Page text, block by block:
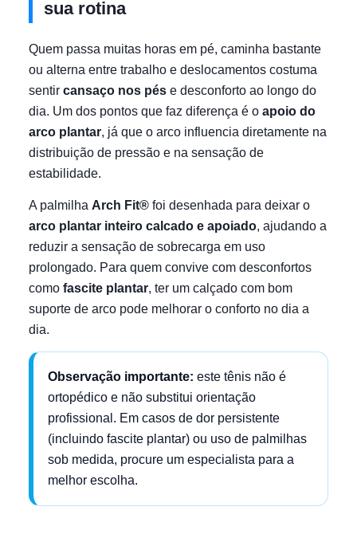
sua rotina
Quem passa muitas horas em pé, caminha bastante
ou alterna entre trabalho e deslocamentos costuma
sentir cansaço nos pés e desconforto ao longo do
dia. Um dos pontos que faz diferença é o apoio do
arco plantar, já que o arco influencia diretamente na
distribuição de pressão e na sensação de
estabilidade.
A palmilha Arch Fit® foi desenhada para deixar o
arco plantar inteiro calcado e apoiado, ajudando a
reduzir a sensação de sobrecarga em uso
prolongado. Para quem convive com desconfortos
como fascite plantar, ter um calçado com bom
suporte de arco pode melhorar o conforto no dia a
dia.
Observação importante: este tênis não é
ortopédico e não substitui orientação
profissional. Em casos de dor persistente
(incluindo fascite plantar) ou uso de palmilhas
sob medida, procure um especialista para a
melhor escolha.